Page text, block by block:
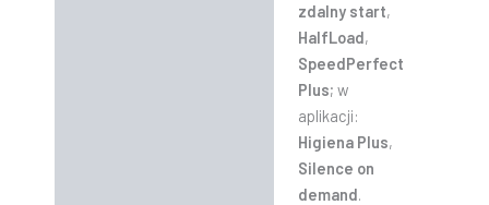
zdalny start,
HalfLoad,
SpeedPerfect
Plus; w
aplikacji:
Higiena Plus,
Silence on
demand.